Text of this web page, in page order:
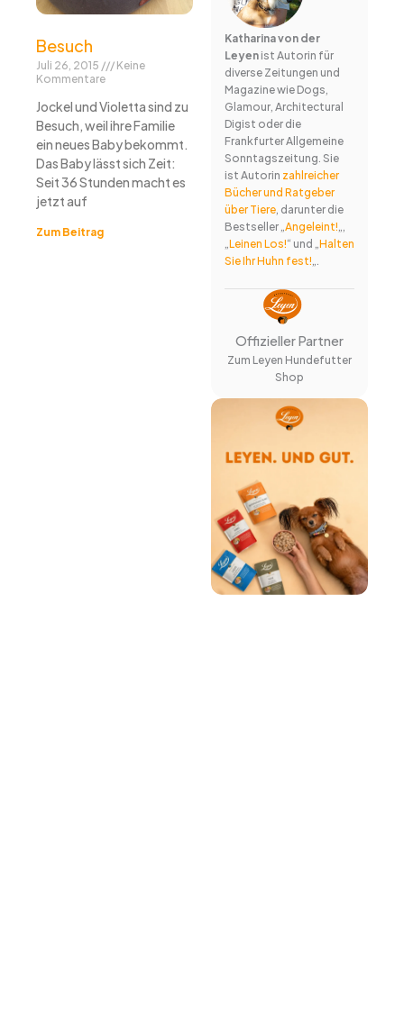
Besuch
Juli 26, 2015
Keine
Kommentare
Jockel und Violetta sind zu
Besuch, weil ihre Familie
ein neues Baby bekommt.
Das Baby lässt sich Zeit:
Seit 36 Stunden macht es
jetzt auf
Zum Beitrag
Katharina von der
Leyenist Autorin für
diverse Zeitungen und
Magazine wie Dogs,
Glamour, Architectural
Digist oder die
Frankfurter Allgemeine
Sonntagszeitung. Sie
ist Autorin zahlreicher
Bücher und Ratgeber
über Tiere, darunter die
Bestseller „Angeleint!„,
„Leinen Los!“ und „Halten
Sie Ihr Huhn fest!„.
Offizieller Partner
Zum Leyen Hundefutter
Shop